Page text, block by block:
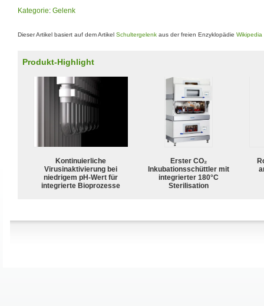
Kategorie: Gelenk
Dieser Artikel basiert auf dem Artikel Schultergelenk aus der freien Enzyklopädie Wikipedia
Produkt-Highlight
Kontinuierliche
Virusinaktivierung bei
niedrigem pH-Wert für
integrierte Bioprozesse
Erster CO₂
Inkubationsschüttler mit
integrierter 180°C
Sterilisation